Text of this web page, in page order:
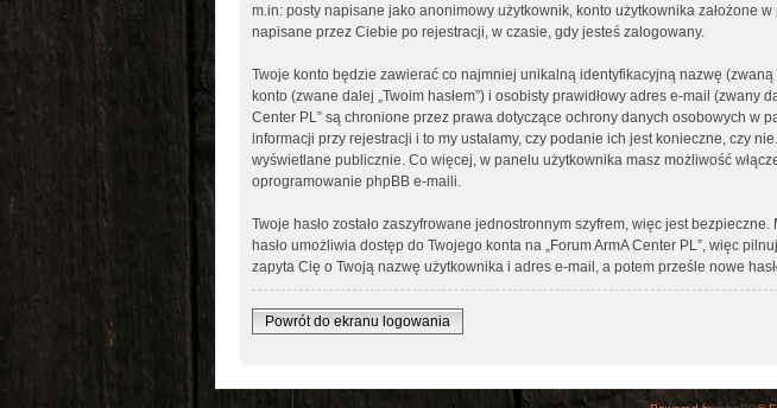
m.in: posty napisane jako anonimowy użytkownik, konto użytkownika założone
napisane przez Ciebie po rejestracji, w czasie, gdy jesteś zalogowany.
Twoje konto będzie zawierać co najmniej unikalną identyfikacyjną nazwę
konto (zwane dalej „Twoim hasłem”) i osobisty prawidłowy adres e-mail
Center PL” są chronione przez prawa dotyczące ochrony danych osobowych w
informacji przy rejestracji i to my ustalamy, czy podanie ich jest konieczne, czy
wyświetlane publicznie. Co więcej, w panelu użytkownika masz możliwość
oprogramowanie phpBB e-maili.
Twoje hasło zostało zaszyfrowane jednostronnym szyfrem, więc jest
hasło umożliwia dostęp do Twojego konta na „Forum ArmA Center PL”, więc
zapyta Cię o Twoją nazwę użytkownika i adres e-mail, a potem prześle nowe
Powrót do ekranu logowania